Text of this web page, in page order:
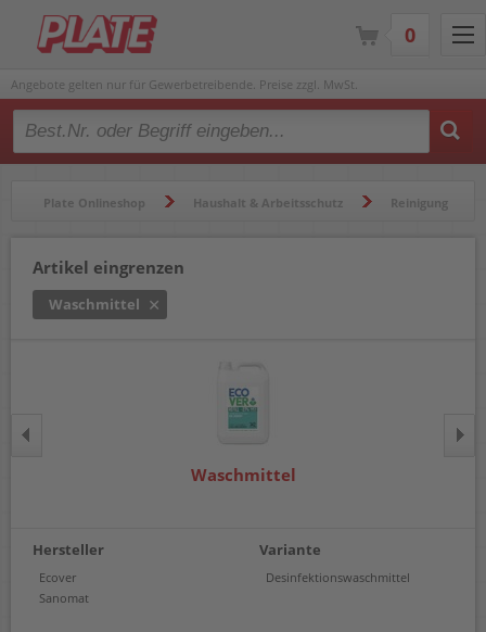
Angebote gelten nur für Gewerbetreibende. Preise zzgl. MwSt.
Type 2 or more characters for results.
Plate Onlineshop Haushalt & Arbeitsschutz Reinigung
Artikel eingrenzen
Waschmittel
Waschmittel
Hersteller
Ecover
Sanomat
Variante
Desinfektionswaschmittel
0